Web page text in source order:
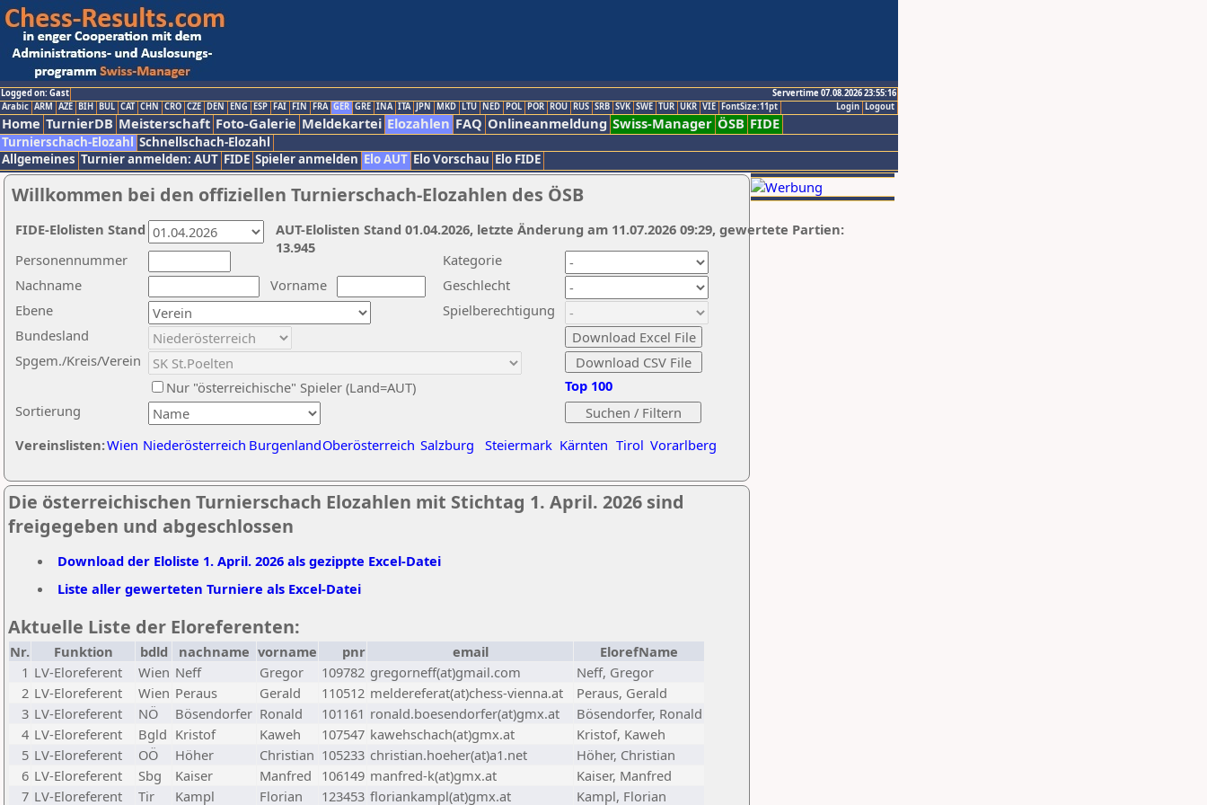
Logged on: Gast
Servertime 07.08.2026 23:55:16
Logout
Login
Arabic ARM AZE BIH BUL CAT CHN CRO CZE DEN ENG ESP FAI FIN FRA GER GRE INA ITA JPN MKD LTU NED POL POR ROU RUS SRB SVK SWE TUR UKR VIE FontSize:11pt
Home TurnierDB Meisterschaft Foto-Galerie Meldekartei Elozahlen FAQ Onlineanmeldung Swiss-Manager ÖSB FIDE
Turnierschach-Elozahl Schnellschach-Elozahl
Allgemeines Turnier anmelden: AUT FIDE Spieler anmelden Elo AUT Elo Vorschau Elo FIDE
Willkommen bei den offiziellen Turnierschach-Elozahlen des ÖSB
Nachname
Vorname
Ebene
Kategorie
Sortierung
Personennummer
Bundesland
Spgem./Kreis/Verein
Geschlecht
Nur "österreichische" Spieler (Land=AUT)
Spielberechtigung
Vereinslisten:Wien Niederösterreich BurgenlandOberösterreich Salzburg Steiermark Kärnten Tirol Vorarlberg
Top 100
AUT-Elolisten Stand 01.04.2026, letzte Änderung am 11.07.2026 09:29, gewertete Partien:
13.945
FIDE-Elolisten Stand
Die österreichischen Turnierschach Elozahlen mit Stichtag 1. April. 2026 sind
freigegeben und abgeschlossen
Download der Eloliste 1. April. 2026 als gezippte Excel-Datei
Liste aller gewerteten Turniere als Excel-Datei
Aktuelle Liste der Eloreferenten:
Nr. Funktion bdld nachname vorname pnr email
ElorefName
1 LV-Eloreferent Wien Neff Gregor 109782 gregorneff(at)gmail.com
Neff, Gregor
2 LV-Eloreferent Wien Peraus Gerald 110512 meldereferat(at)chess-vienna.at
Peraus, Gerald
3 LV-Eloreferent NÖ Bösendorfer Ronald 101161 ronald.boesendorfer(at)gmx.at
Bösendorfer, Ronald
4 LV-Eloreferent Bgld Kristof Kaweh 107547 kawehschach(at)gmx.at
Kristof, Kaweh
5 LV-Eloreferent OÖ Höher Christian 105233 christian.hoeher(at)a1.net
Höher, Christian
6 LV-Eloreferent Sbg Kaiser Manfred 106149 manfred-k(at)gmx.at
Kaiser, Manfred
7 LV-Eloreferent Tir Kampl Florian 123453 floriankampl(at)gmx.at Kampl, Florian